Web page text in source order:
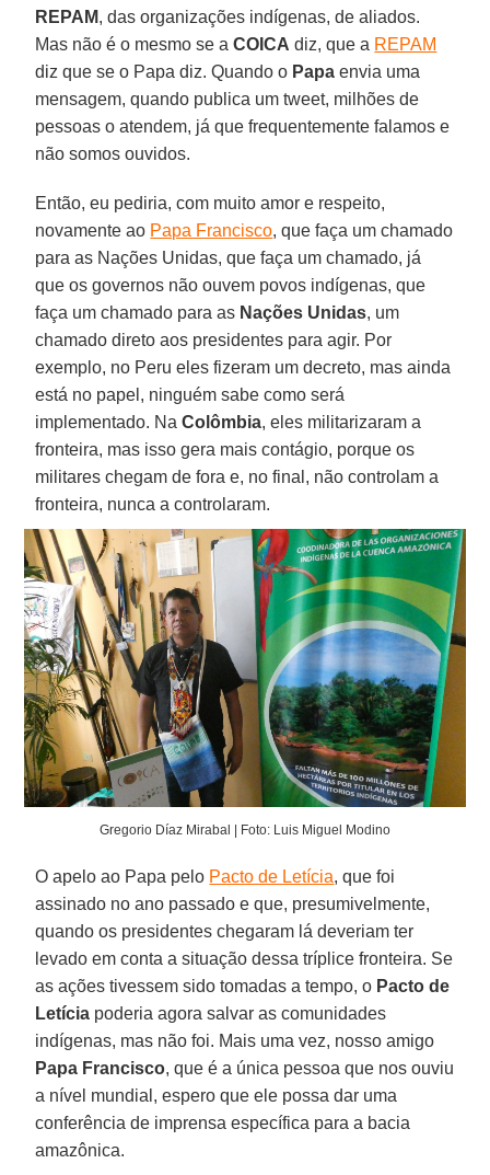
REPAM, das organizações indígenas, de aliados.
Mas não é o mesmo se aCOICA diz, que a REPAM
diz que se o Papa diz. Quando o Papa envia uma
mensagem, quando publica um tweet, milhões de
pessoas o atendem, já que frequentemente falamos e
não somos ouvidos.
Então, eu pediria, com muito amor e respeito,
novamente ao Papa Francisco, que faça um chamado
para as Nações Unidas, que faça um chamado, já
que os governos não ouvem povos indígenas, que
faça um chamado para as Nações Unidas, um
chamado direto aos presidentes para agir. Por
exemplo, no Peru eles fizeram um decreto, mas ainda
está no papel, ninguém sabe como será
implementado. NaColômbia, eles militarizaram a
fronteira, mas isso gera mais contágio, porque os
militares chegam de fora e, no final, não controlam a
fronteira, nunca a controlaram.
Gregorio Díaz Mirabal | Foto: Luis Miguel Modino
O apelo ao Papa pelo Pacto de Letícia, que foi
assinado no ano passado e que, presumivelmente,
quando os presidentes chegaram lá deveriam ter
levado em conta a situação dessa tríplice fronteira. Se
as ações tivessem sido tomadas a tempo, o Pacto de
Letícia poderia agora salvar as comunidades
indígenas, mas não foi. Mais uma vez, nosso amigo
Papa Francisco, que é a única pessoa que nos ouviu
a nível mundial, espero que ele possa dar uma
conferência de imprensa específica para a bacia
amazônica.